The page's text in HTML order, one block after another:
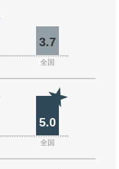
3.7
全国
5.0
全国